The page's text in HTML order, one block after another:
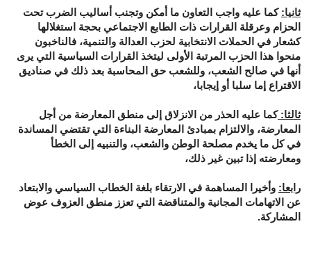
ثانيا: كما عليه واجب التعاون ما أمكن وتجنب أساليب الضرب تحت
الحزام وعرقلة القرارات ذات الطابع الاجتماعي بحجة استغلالها
كشعار في الحملات الانتخابية لحزب العدالة والتنمية، فالناخبون
منحوا هذا الحزب المرتبة الأولى ليتخذ القرارات السياسية التي يرى
أنها في صالح الشعب، وللشعب حق المحاسبة بعد ذلك في صناديق
الاقتراع إما سلبا أو إيجابا،
ثالثا:كما عليه الحذر من الانزلاق إلى منطق المعارضة من أجل
المعارضة، والالتزام بمبادئ المعارضة البناءة التي تقتضي المساندة
في كل ما يخدم مصلحة الوطن والشعب، والتنبيه إلى الخطأ
ومعارضته إذا تبين غير ذلك،
رابعا: وأخيرا المساهمة في الارتقاء بلغة الخطاب السياسي والابتعاد
عن الاتهامات المجانية والمتناقضة التي تعزز منطق العزوف عوض
المشاركة.